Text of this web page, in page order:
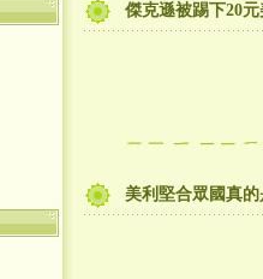
傑克遜被踢下20
美利堅合眾國真